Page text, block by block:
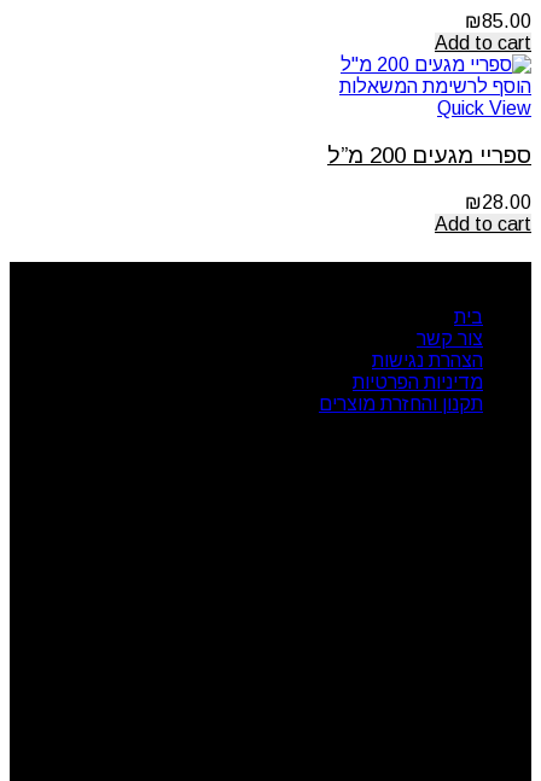
₪85.00
Add to cart
הוסף לרשימת המשאלות
Quick View
ספריי מגעים 200 מ”ל
₪28.00
Add to cart
בית
צור קשר
הצהרת נגישות
מדיניות הפרטיות
תקנון והחזרת מוצרים